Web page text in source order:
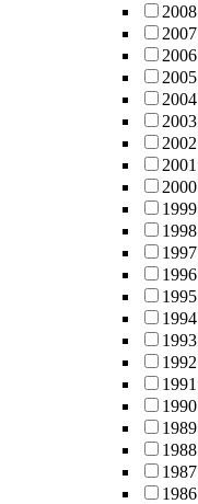
2008
2007
2006
2005
2004
2003
2002
2001
2000
1999
1998
1997
1996
1995
1994
1993
1992
1991
1990
1989
1988
1987
1986